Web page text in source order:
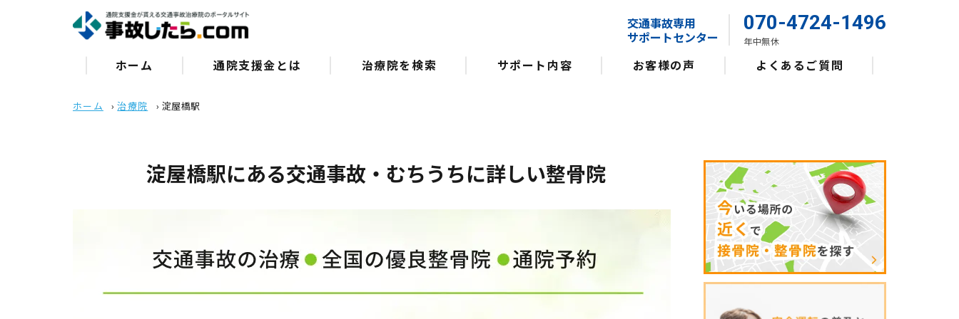
交通事故専用
サポートセンター
070-4724-1496
年中無休
ホーム 通院⽀援⾦とは 治療院を検索 サポート内容 お客様の声 よくあるご質問
ホーム ›治療院 › 淀屋橋駅
淀屋橋駅にある交通事故・むちうちに詳しい整骨院